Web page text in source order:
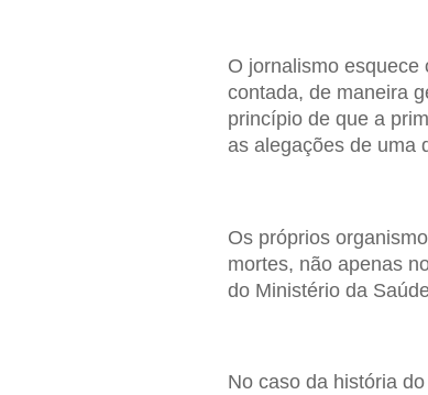
O jornalismo esquece
contada, de maneira
princípio de que a
as alegações de uma
Os próprios
mortes, não apenas
do Ministério da
No caso da história